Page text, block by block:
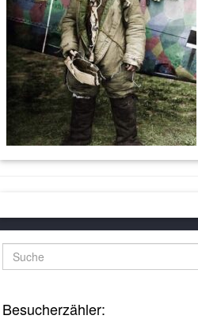
Suche
Besucherzähler: